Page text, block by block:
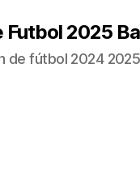
Futbol 2025
de fútbol 2024